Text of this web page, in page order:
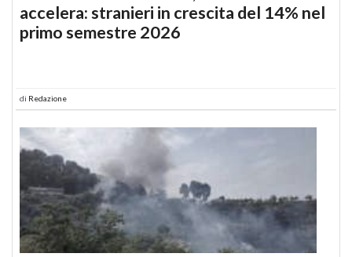
accelera: stranieri in crescita del 14% nel
primo semestre 2026
di Redazione